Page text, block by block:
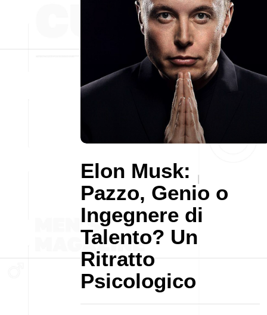
Elon Musk:
Pazzo, Genio o
Ingegnere di
Talento? Un
Ritratto
Psicologico